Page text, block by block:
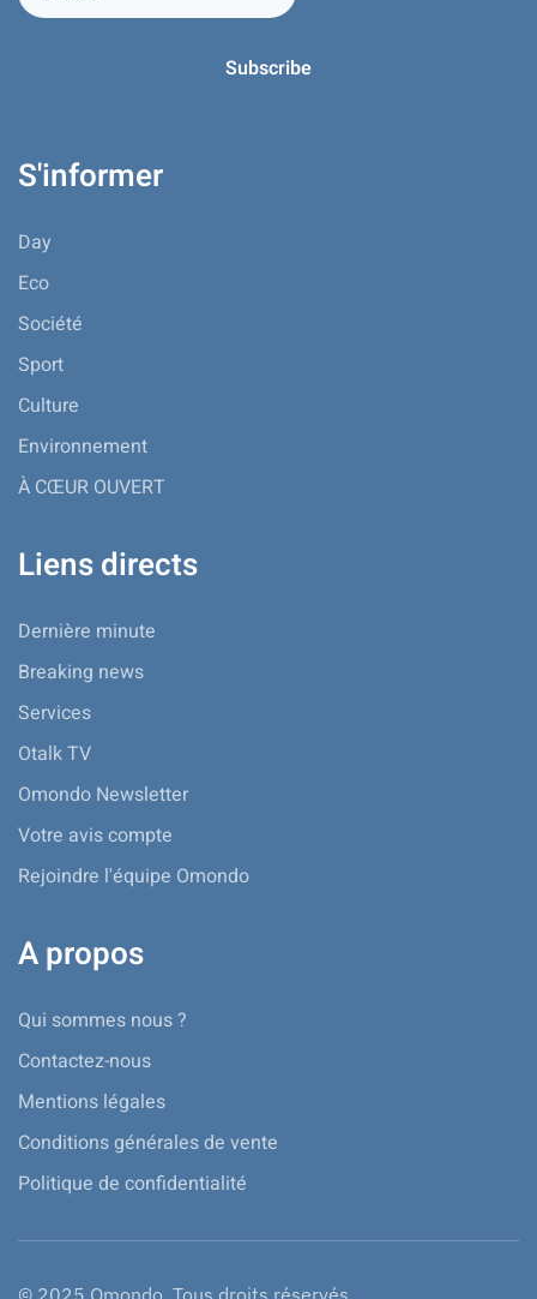
S'informer
Day
Eco
Société
Sport
Culture
Environnement
À CŒUR OUVERT
Liens directs
Dernière minute
Breaking news
Services
Otalk TV
Omondo Newsletter
Votre avis compte
Rejoindre l'équipe Omondo
A propos
Qui sommes nous ?
Contactez-nous
Mentions légales
Conditions générales de vente
Politique de confidentialité